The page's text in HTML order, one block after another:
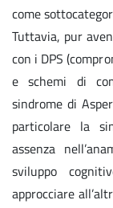
come
Tuttavia, pur
con i DPS
e schemi di
sindrome di
particolare la
assenza
sviluppo
approcciare